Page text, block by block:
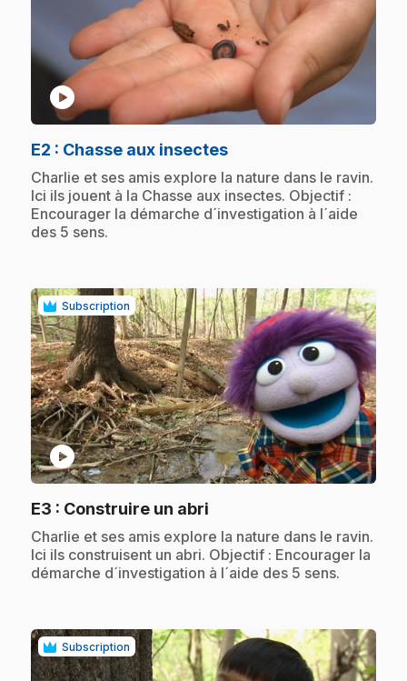
play_circle
E2 : Chasse aux insectes.
.Charlie et ses amis explore la nature dans le ravin.
Ici ils jouent à la Chasse aux insectes. Objectif :
Encourager la démarche d´investigation à l´aide
des 5 sens.
Subscription
play_circle
E3 : Construire un abri
.Charlie et ses amis explore la nature dans le ravin.
Ici ils construisent un abri. Objectif : Encourager la
démarche d´investigation à l´aide des 5 sens.
Subscription